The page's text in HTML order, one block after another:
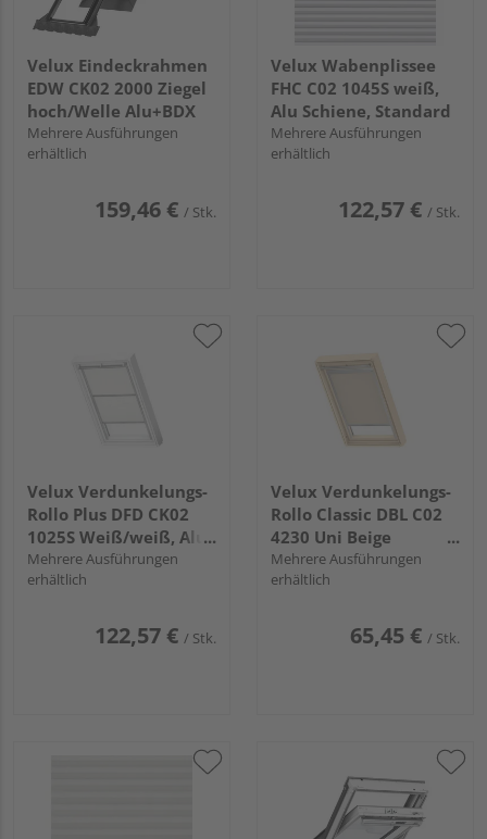
Velux Eindeckrahmen
EDW CK02 2000 Ziegel
hoch/Welle Alu+BDX
Mehrere Ausführungen
erhältlich
159,46 € / Stk.
Velux Wabenplissee
FHC C02 1045S weiß,
Alu Schiene, Standard
Mehrere Ausführungen
erhältlich
122,57 € / Stk.
Velux Verdunkelungs-
Rollo Plus DFD CK02
1025S Weiß/weiß, Alu
Schiene, Standard
Mehrere Ausführungen
erhältlich
122,57 € / Stk.
Velux Verdunkelungs-
Rollo Classic DBL C02
4230 Uni Beige
Standard
Mehrere Ausführungen
erhältlich
65,45 € / Stk.